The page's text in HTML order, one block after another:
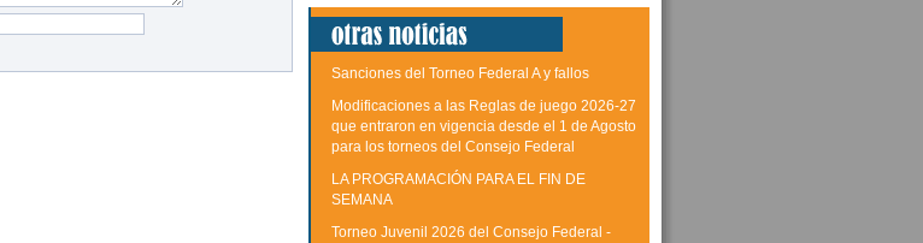
Sanciones del Torneo Federal A y fallos
Modificaciones a las Reglas de juego 2026-27
que entraron en vigencia desde el 1 de Agosto
para los torneos del Consejo Federal
LA PROGRAMACIÓN PARA EL FIN DE
SEMANA
Torneo Juvenil 2026 del Consejo Federal -